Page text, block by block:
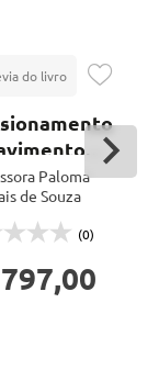
Paloma
de Souza
(0)